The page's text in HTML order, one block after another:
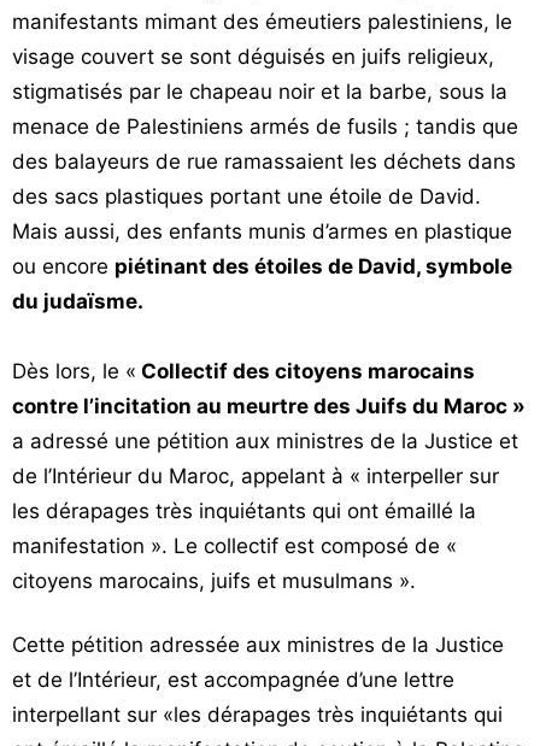
manifestants mimant des émeutiers palestiniens, le
visage couvert se sont déguisés en juifs religieux,
stigmatisés par le chapeau noir et la barbe, sous la
menace de Palestiniens armés de fusils ; tandis que
des balayeurs de rue ramassaient les déchets dans
des sacs plastiques portant une étoile de David.
Mais aussi, des enfants munis d’armes en plastique
ou encore piétinant des étoiles de David, symbole
du judaïsme.
Dès lors, le « Collectif des citoyens marocains
contre l’incitation au meurtre des Juifs du Maroc »
a adressé une pétition aux ministres de la Justice et
de l’Intérieur du Maroc, appelant à « interpeller sur
les dérapages très inquiétants qui ont émaillé la
manifestation ». Le collectif est composé de «
citoyens marocains, juifs et musulmans ».
Cette pétition adressée aux ministres de la Justice
et de l’Intérieur, est accompagnée d’une lettre
interpellant sur «les dérapages très inquiétants qui